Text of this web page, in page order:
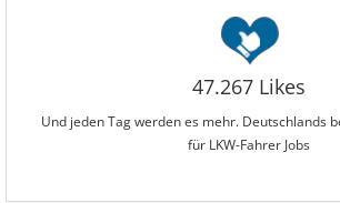
47.267 Likes
Und jeden Tag werden es mehr. Deutschlands
für LKW-Fahrer Jobs